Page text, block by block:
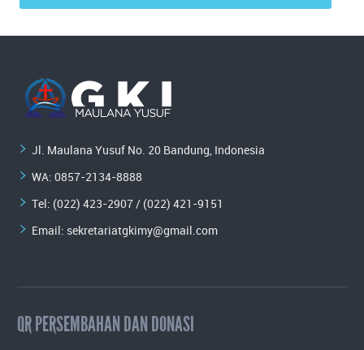
Jl. Maulana Yusuf No. 20 Bandung, Indonesia
WA: 0857-2134-8888
Tel: (022) 423-2907 / (022) 421-9151
Email: sekretariatgkimy@gmail.com
QR PERSEMBAHAN DAN DONASI